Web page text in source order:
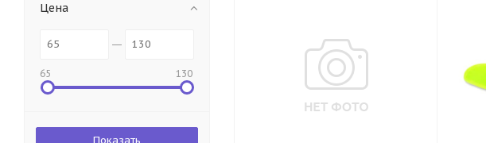
Цена
65 130